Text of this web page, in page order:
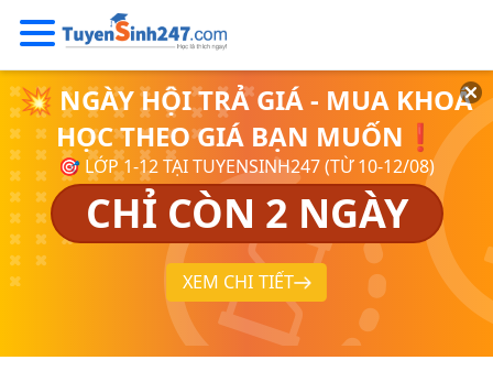
💥 NGÀY HỘI TRẢ GIÁ - MUA KHOÁ
HỌC THEO GIÁ BẠN MUỐN❗
🎯 LỚP 1-12 TẠI TUYENSINH247 (TỪ 10-12/08)
CHỈ CÒN 2 NGÀY
XEM CHI TIẾT